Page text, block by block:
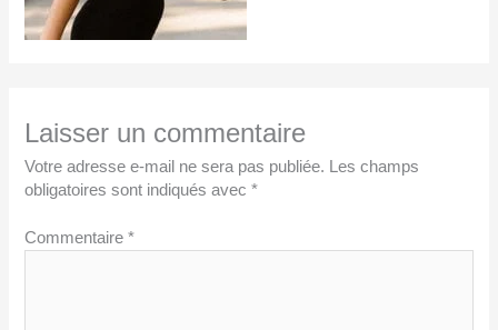
Laisser un commentaire
Votre adresse e-mail ne sera pas publiée.
Les champs
obligatoires sont indiqués avec*
Commentaire*